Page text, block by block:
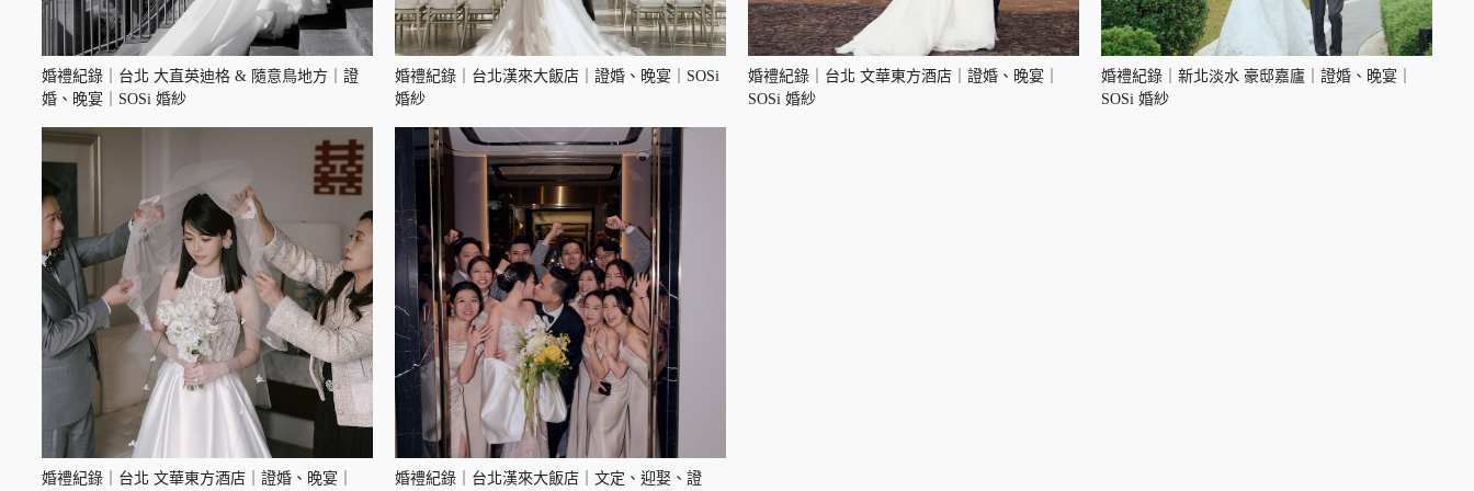
婚禮紀錄｜台北 大直英迪格 & 隨意鳥地方｜證
婚、晚宴｜SOSi 婚紗
婚禮紀錄｜台北漢來大飯店｜證婚、晚宴｜SOSi
婚紗
婚禮紀錄｜台北 文華東方酒店｜證婚、晚宴｜
SOSi 婚紗
婚禮紀錄｜新北淡水 豪邸嘉廬｜證婚、晚宴｜
SOSi 婚紗
婚禮紀錄｜台北 文華東方酒店｜證婚、晚宴｜ 婚禮紀錄｜台北漢來大飯店｜文定、迎娶、證